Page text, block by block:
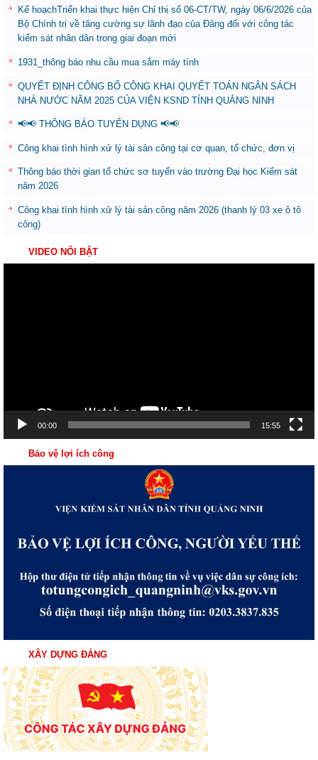
Kế hoạchTriển khai thực hiện Chỉ thị số 06-CT/TW, ngày 06/6/2026 của
Bộ Chính trị về tăng cường sự lãnh đạo của Đảng đối với công tác
kiểm sát nhân dân trong giai đoạn mới
1931_thông báo nhu cầu mua sắm máy tính
QUYẾT ĐỊNH CÔNG BỐ CÔNG KHAI QUYẾT TOÁN NGÂN SÁCH
NHÀ NƯỚC NĂM 2025 CỦA VIỆN KSND TỈNH QUẢNG NINH
📢📢 THÔNG BÁO TUYỂN DỤNG 📢📢
Công khai tình hình xử lý tài sản công tại cơ quan, tổ chức, đơn vị
Thông báo thời gian tổ chức sơ tuyển vào trường Đại học Kiểm sát
năm 2026
Công khai tình hình xử lý tài sản công năm 2026 (thanh lý 03 xe ô tô
công)
VIDEO NỔI BẬT
00:00 15:55
Bảo vệ lợi ích công
XÂY DỰNG ĐẢNG